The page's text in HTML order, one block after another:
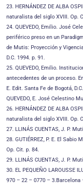
23. HERNÁNDEZ DE ALBA
naturalista del siglo XVIII. Op.
24. QUEVEDO, Emilio. José
periférico preso en un
de Mutis: Proyección y
D.C. 1994. p. 91.
25. QUEVEDO, Emilio.
antecedentes de un proceso.
E. Edit. Santa Fe de Bogotá,
QUEVEDO, E. José Celestino
26. HERNÁNDEZ DE ALBA
naturalista del siglo XVIII. Op.
27. LLINÁS CUENTAS, J. P.
28. GUTIÉRREZ, P. E. El
Op. Cit. p. 84.
29. LLINÁS CUENTAS, J. P.
30. EL PEQUEÑO LAROUSSE
970 – 22 – 0770 –